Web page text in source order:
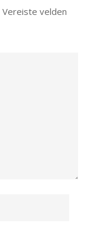
Vereiste velden